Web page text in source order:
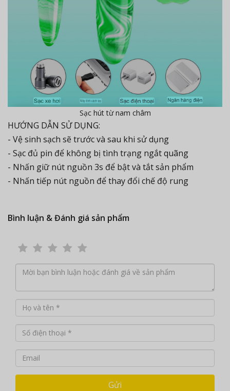
Sạc hút từ nam châm
HƯỚNG DẪN SỬ DỤNG:
- Vệ sinh sạch sẽ trước và sau khi sử dụng
- Sạc đủ pin để không bị tình trạng ngắt quãng
- Nhấn giữ nút nguồn 3s để bật và tắt sản phẩm
- Nhấn tiếp nút nguồn để thay đổi chế độ rung
Bình luận & Đánh giá sản phẩm
Gửi